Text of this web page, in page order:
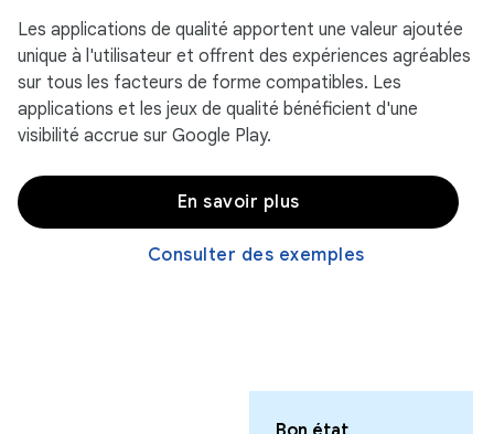
Les applications de qualité apportent une valeur ajoutée
unique à l'utilisateur et offrent des expériences agréables
sur tous les facteurs de forme compatibles. Les
applications et les jeux de qualité bénéficient d'une
visibilité accrue sur Google Play.
En savoir plus
Consulter des exemples